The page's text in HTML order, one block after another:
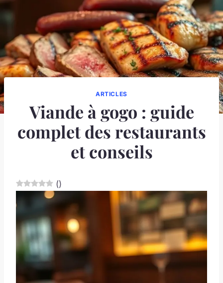
ARTICLES
Viande à gogo : guide
complet des restaurants
et conseils
()